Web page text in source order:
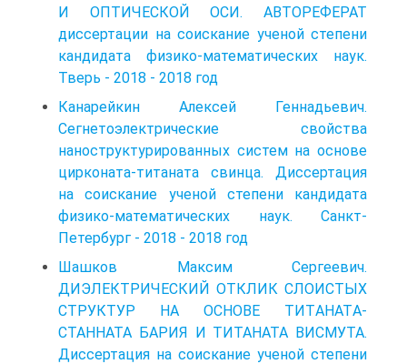
И ОПТИЧЕСКОЙ ОСИ. АВТОРЕФЕРАТ
диссертации на соискание ученой степени
кандидата физико-математических наук.
Тверь - 2018 - 2018 год
Канарейкин Алексей Геннадьевич.
Сегнетоэлектрические свойства
наноструктурированных систем на основе
цирконата-титаната свинца. Диссертация
на соискание ученой степени кандидата
физико-математических наук. Санкт-
Петербург - 2018 - 2018 год
Шашков Максим Сергеевич.
ДИЭЛЕКТРИЧЕСКИЙ ОТКЛИК СЛОИСТЫХ
СТРУКТУР НА ОСНОВЕ ТИТAHATА-
СТАННАТА БАРИЯ И ТИТАНАТА ВИСМУТА.
Диссертация на соискание ученой степени